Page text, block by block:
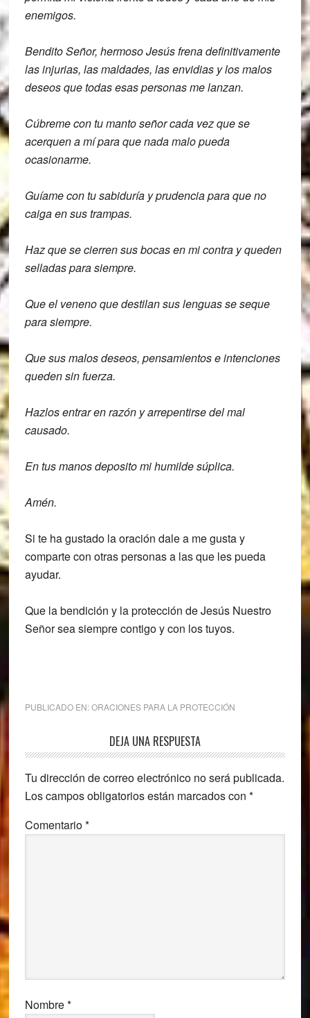
enemigos.
Bendito Señor, hermoso Jesús frenadefinitivamente
las injurias, lasmaldades, las envidias y los malos
deseosque todas esas personas me lanzan.
Cúbreme con tu manto señor cada vez quese
acerquen a mí para que nada malopueda
ocasionarme.
Guíame con tusabiduría y prudencia para que no
caigaen sus trampas.
Haz que se cierren sus bocas en micontra y queden
selladas para siempre.
Que el veneno que destilan sus lenguasse seque
para siempre.
Que sus malos deseos, pensamientos eintenciones
queden sin fuerza.
Hazlos entrar en razón y arrepentirse del mal
causado.
En tus manos deposito mi humilde súplica.
Amén.
Si te ha gustado la oración dale a me gusta y
comparte con otras personas a las que les pueda
ayudar.
Que la bendición y la protección de Jesús Nuestro
Señor sea siempre contigo y con los tuyos.
PUBLICADO EN:ORACIONES PARA LA PROTECCIÓN
Interacciones
con
los
lectores
DEJA UNA RESPUESTA
Tu dirección de correo electrónico no será publicada.
Los campos obligatorios están marcados con *
Comentario*
Nombre*